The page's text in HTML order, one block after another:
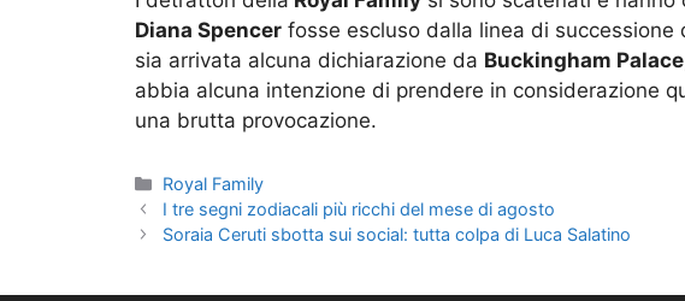
Diana Spencer fosse escluso dalla linea di
sia arrivata alcuna dichiarazione da Buckingham Palace
abbia alcuna intenzione di prendere in considerazione
una brutta provocazione.
Categorie
Royal Family
I tre segni zodiacali più ricchi del mese di agosto
Soraia Ceruti sbotta sui social: tutta colpa di Luca Salatino